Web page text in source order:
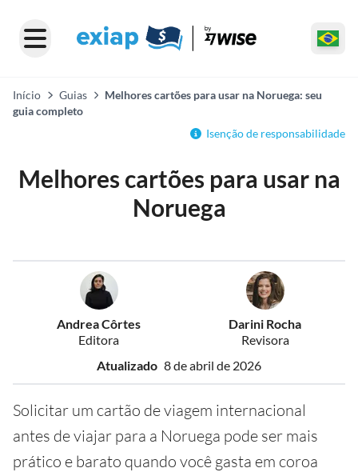
Início Guias
Melhores cartões para usar na Noruega: seu
guia completo
Isenção de responsabilidade
Melhores cartões para usar na
Noruega
Andrea Côrtes
Editora
Darini Rocha
Revisora
Atualizado 8 de abril de 2026
Solicitar um cartão de viagem internacional
antes de viajar para a Noruega pode ser mais
prático e barato quando você gasta em coroa